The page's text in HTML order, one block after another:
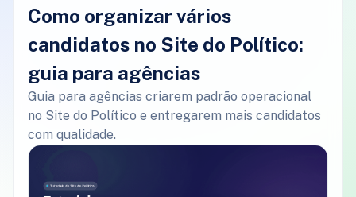
Como organizar vários
candidatos no Site do Político:
guia para agências
Guia para agências criarem padrão operacional
no Site do Político e entregarem mais candidatos
com qualidade.